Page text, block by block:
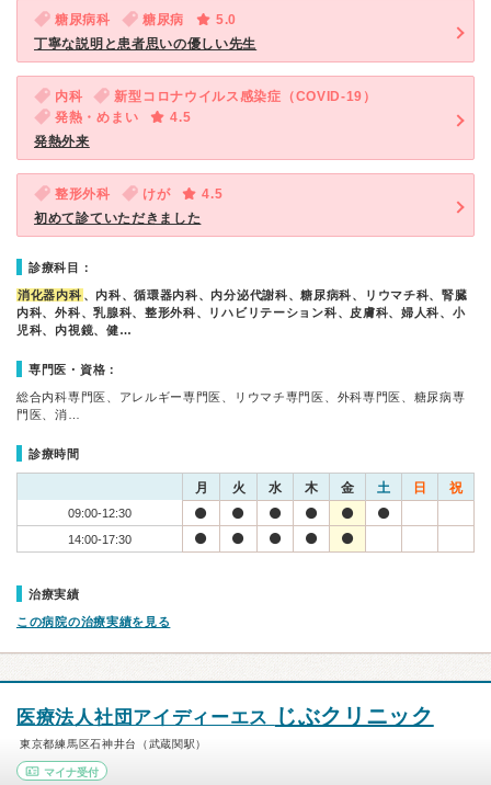
糖尿病科 糖尿病
5.0
丁寧な説明と患者思いの優しい先生
内科
新型コロナウイルス感染症（COVID-19）
発熱・めまい
4.5
発熱外来
整形外科 けが
4.5
初めて診ていただきました
診療科目：
消化器内科 、内科、循環器内科、内分泌代謝科、糖尿病科、リウマチ科、腎臓
内科、外科、乳腺科、整形外科、リハビリテーション科、皮膚科、婦人科、小
児科、内視鏡、健…
専門医・資格：
総合内科専門医、アレルギー専門医、リウマチ専門医、外科専門医、糖尿病専
門医、消…
診療時間
月 火 水 木 金 土 日 祝
09:00-12:30
14:00-17:30
治療実績
この病院の治療実績を見る
医療法人社団アイディーエス じぶクリニック
東京都練馬区石神井台（武蔵関駅）
マイナ受付